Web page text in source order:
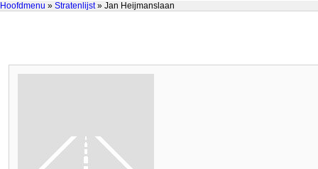
Hoofdmenu » Stratenlijst» Jan Heijmanslaan